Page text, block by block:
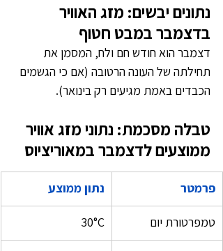
נתונים יבשים: מזג האוויר
בדצמבר במבט חטוף
דצמבר הוא חודש חם ולח, המסמן את
תחילתה של העונה הרטובה (אם כי הגשמים
הכבדים באמת מגיעים רק בינואר).
טבלה מסכמת: נתוני מזג אוויר
ממוצעים לדצמבר במאוריציוס
פרמטר נתון ממוצע
טמפרטורת יום 30°C